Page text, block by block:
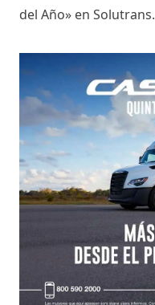
del Año» en Solutrans.